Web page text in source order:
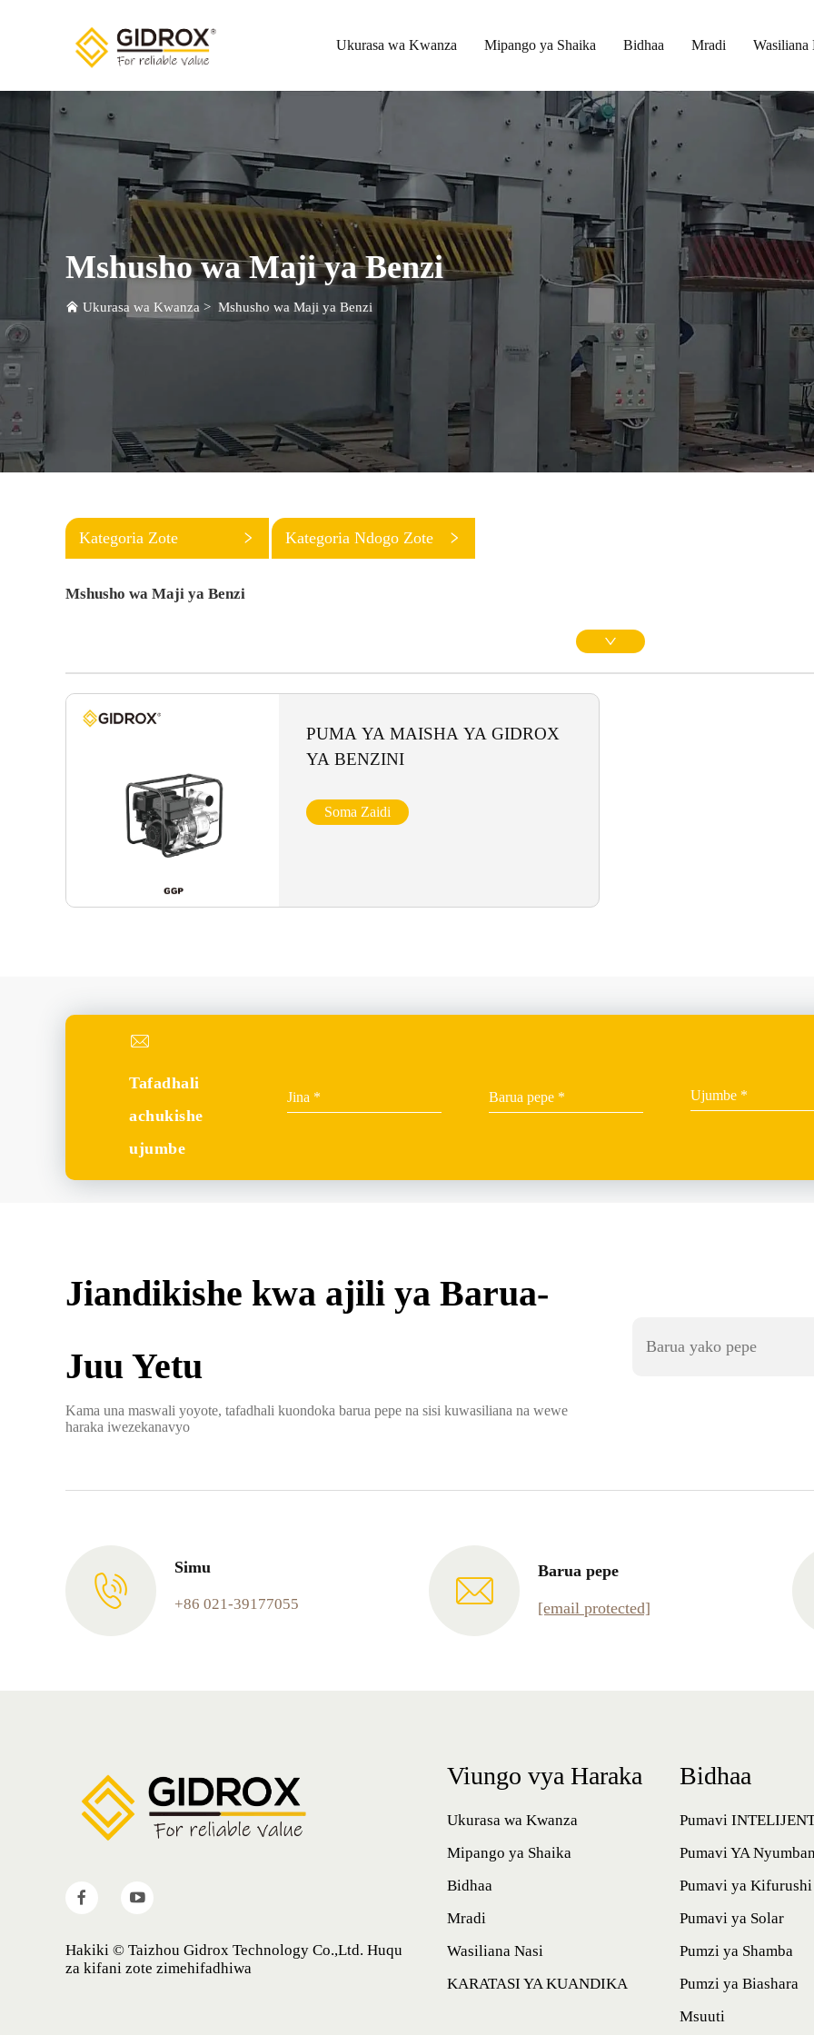
Ukurasa wa Kwanza Mipango ya Shaika Bidhaa Mradi Wasiliana
Mshusho wa Maji ya Benzi
Ukurasa wa Kwanza > Mshusho wa Maji ya Benzi
Kategoria Zote Kategoria Ndogo Zote
Mshusho wa Maji ya Benzi
PUMA YA MAISHA YA GIDROX
YA BENZINI
Soma Zaidi
Tafadhali
achukishe
ujumbe
Jiandikishe kwa ajili ya Barua-
Juu Yetu
Kama una maswali yoyote, tafadhali kuondoka barua pepe na sisi kuwasiliana na wewe
haraka iwezekanavyo
Simu
+86 021-39177055
Barua pepe
[email protected]
Hakiki © Taizhou Gidrox Technology Co.,Ltd. Huqu
za kifani zote zimehifadhiwa
Viungo vya Haraka
Ukurasa wa Kwanza
Mipango ya Shaika
Bidhaa
Mradi
Wasiliana Nasi
KARATASI YA KUANDIKA
Bidhaa
Pumavi
Pumavi YA
Pumavi ya
Pumavi ya Solar
Pumzi ya Shamba
Pumzi ya Biashara
Msuuti